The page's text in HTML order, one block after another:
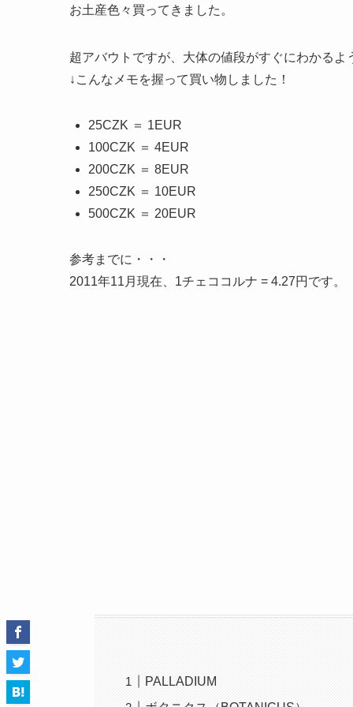
お土産色々買ってきました。
超アバウトですが、大体の値段がすぐにわかるよ
↓こんなメモを握って買い物しました！
25CZK ＝ 1EUR
100CZK ＝ 4EUR
200CZK ＝ 8EUR
250CZK ＝ 10EUR
500CZK ＝ 20EUR
参考までに・・・
2011年11月現在、1チェココルナ = 4.27円です。
PALLADIUM